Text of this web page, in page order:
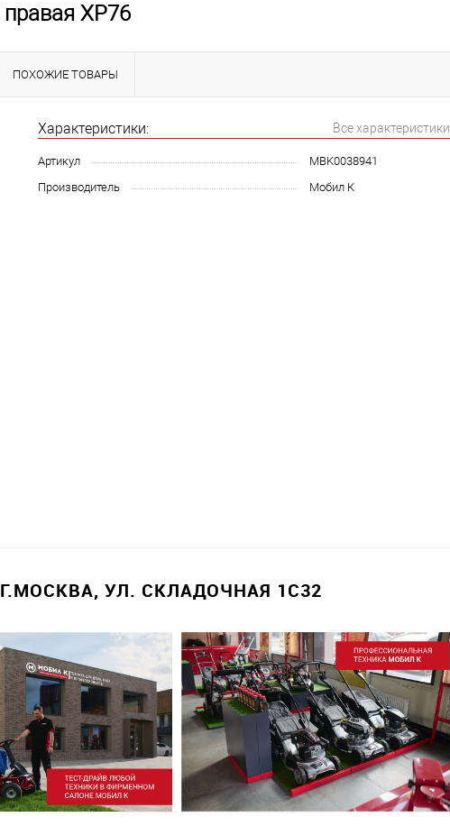
XP76
ПОХОЖИЕ ТОВАРЫ
Характеристики: Все характеристики
Артикул
MBK0038941
Производитель
Мобил К
УЛ. СКЛАДОЧНАЯ 1С32